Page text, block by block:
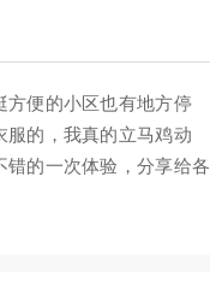
便的小区也有地方停
的，我真的立马鸡动
的一次体验，分享给各